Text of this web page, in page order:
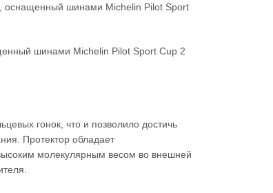
оснащенный шинами Michelin Pilot Sport
шинами Michelin Pilot Sport Cup 2
гонок, что и позволило достичь
Протектор обладает
молекулярным весом во внешней